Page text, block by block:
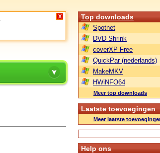
X Top downloads
Spotnet
DVD Shrink
coverXP Free
QuickPar (nederlands)
MakeMKV
HWiNFO64
Meer top downloads
Laatste toevoegingen
Meer laatste
Help ons